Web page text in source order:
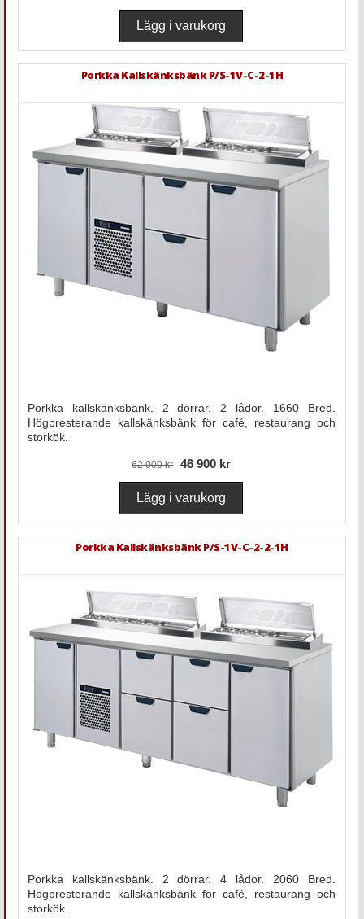
Porkka Kallskänksbänk P/S-1V-C-2-1H
Porkka kallskänksbänk. 2 dörrar. 2 lådor. 1660 Bred.
Högpresterande kallskänksbänk för café, restaurang och
storkök.
62 000 kr 46 900 kr
Porkka Kallskänksbänk P/S-1V-C-2-2-1H
Porkka kallskänksbänk. 2 dörrar. 4 lådor. 2060 Bred.
Högpresterande kallskänksbänk för café, restaurang och
storkök.